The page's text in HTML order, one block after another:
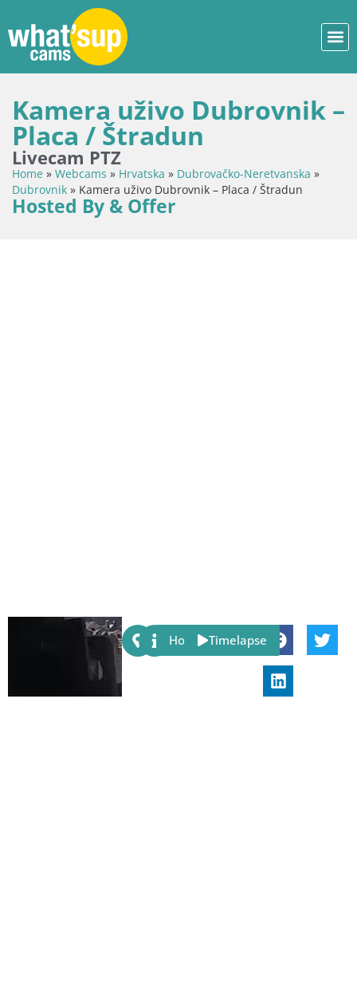
Kamera uživo Dubrovnik –
Placa / Štradun
Livecam PTZ
Home » Webcams » Hrvatska » Dubrovačko-Neretvanska »
Dubrovnik » Kamera uživo Dubrovnik – Placa / Štradun
Hosted By & Offer
Share:
Host Timelapse